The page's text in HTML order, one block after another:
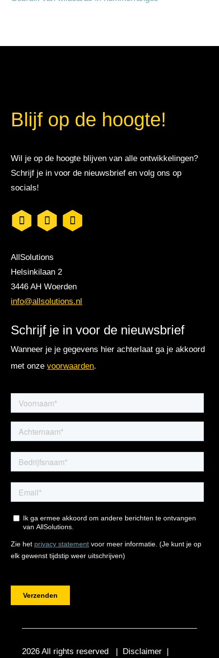
Blijf op de hoogte!
Wil je op de hoogte blijven van alle ontwikkelingen?
Schrijf je in voor de nieuwsbrief en volg ons op
socials!
AllSolutions
Helsinkilaan 2
3446 AH Woerden
info@allsolutions.nl
Schrijf je in voor de nieuwsbrief
Wanneer je je gegevens hier achterlaat ga je akkoord
met onzevoorwaarden.
2026 All rights reserved | Disclaimer |